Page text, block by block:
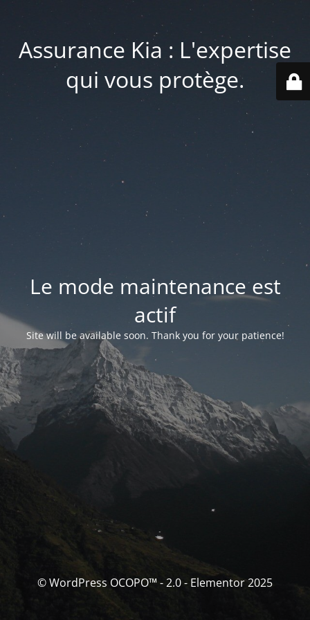
Assurance Kia : L'expertise
qui vous protège.
Le mode maintenance est
actif
Site will be available soon. Thank you for your patience!
© WordPress OCOPO™ - 2.0 - Elementor 2025